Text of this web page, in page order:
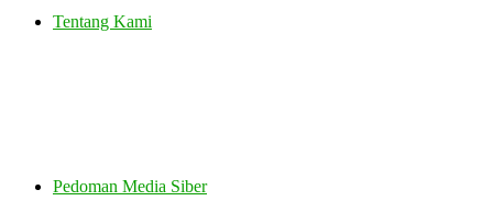
Tentang Kami
Pedoman Media Siber